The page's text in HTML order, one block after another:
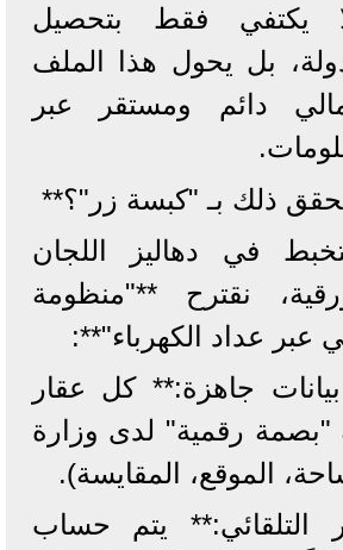
يكتفي فقط بتحصيل
بل يحول هذا الملف
دائم ومستقر عبر
ذلك بـ "كبسة زر"؟**
في دهاليز اللجان
نقترح **"منظومة
عبر عداد الكهرباء"**:
جاهزة:** كل عقار
رقمية" لدى وزارة
الموقع، المقايسة).
التلقائي:** يتم حساب